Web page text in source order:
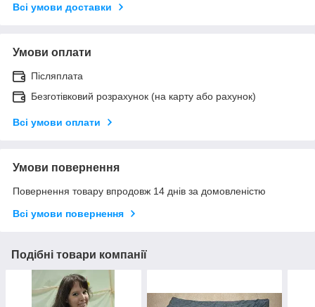
Всі умови доставки
Умови оплати
Післяплата
Безготівковий розрахунок (на карту або рахунок)
Всі умови оплати
Умови повернення
Повернення товару впродовж 14 днів за домовленістю
Всі умови повернення
Подібні товари компанії